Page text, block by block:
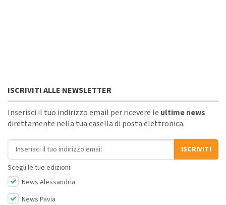
ISCRIVITI ALLE NEWSLETTER
Inserisci il tuo indirizzo email per ricevere le ultime news
direttamente nella tua casella di posta elettronica.
Indirizzo email
ISCRIVITI
Scegli le tue edizioni:
News Alessandria
News Pavia